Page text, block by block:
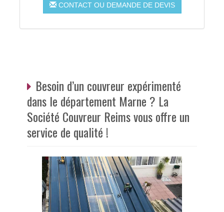
CONTACT OU DEMANDE DE DEVIS
Besoin d’un couvreur expérimenté
dans le département Marne ? La
Société Couvreur Reims vous offre un
service de qualité !